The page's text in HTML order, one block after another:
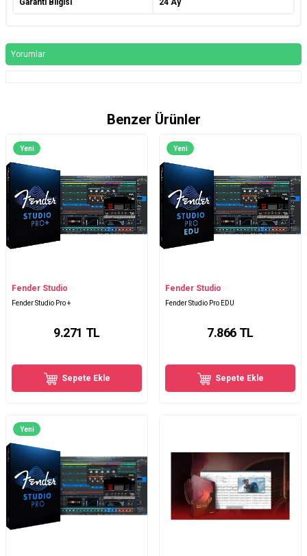
Garanti Bilgisi 24 Ay
Yorumlar
Benzer Ürünler
Yeni
Fender Studio
Fender Studio Pro +
9.271 TL
Sepete Ekle
Yeni
Fender Studio
Fender Studio Pro EDU
7.866 TL
Sepete Ekle
Yeni